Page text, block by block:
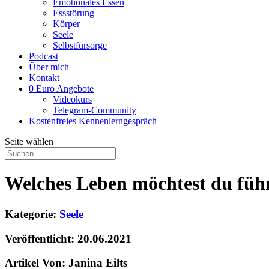
Emotionales Essen
Essstörung
Körper
Seele
Selbstfürsorge
Podcast
Über mich
Kontakt
0 Euro Angebote
Videokurs
Telegram-Community
Kostenfreies Kennenlerngespräch
Seite wählen
Welches Leben möchtest du
Kategorie: Seele
Veröffentlicht: 20.06.2021
Artikel Von: Janina Eilts